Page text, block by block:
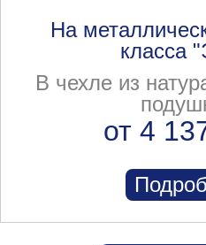
На
класса
В чехле из
от 4